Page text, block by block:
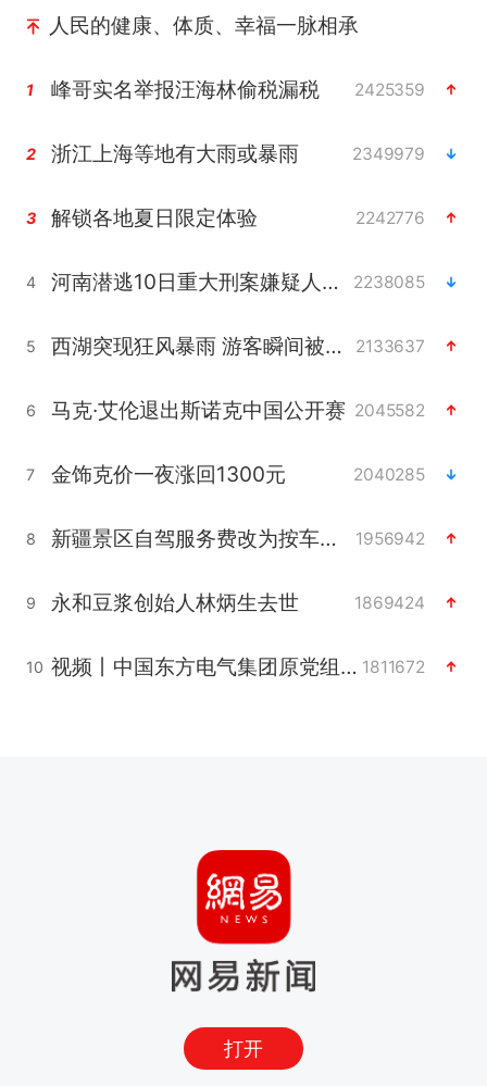
人民的健康、体质、幸福一脉相承
1 峰哥实名举报汪海林偷税漏税 2425359
2 浙江上海等地有大雨或暴雨 2349979
3 解锁各地夏日限定体验 2242776
4 河南潜逃10日重大刑案嫌疑人落网 2238085
5 西湖突现狂风暴雨 游客瞬间被浇透 2133637
6 马克·艾伦退出斯诺克中国公开赛 2045582
7 金饰克价一夜涨回1300元 2040285
8 新疆景区自驾服务费改为按车收费 1956942
9 永和豆浆创始人林炳生去世 1869424
10 视频丨中国东方电气集团原党组副书记、董事宋致远被查 1811672
打开